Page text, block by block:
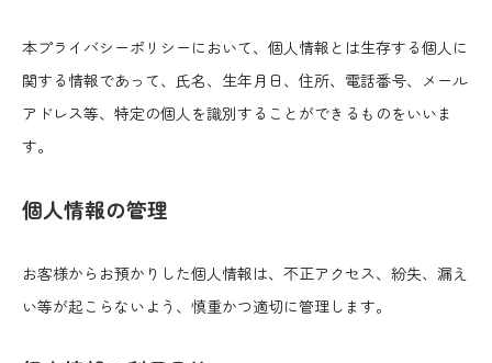
本プライバシーポリシーにおいて、個人情報とは生存する個人に
関する情報であって、氏名、生年月日、住所、電話番号、メール
アドレス等、特定の個人を識別することができるものをいいま
す。
個人情報の管理
お客様からお預かりした個人情報は、不正アクセス、紛失、漏え
い等が起こらないよう、慎重かつ適切に管理します。